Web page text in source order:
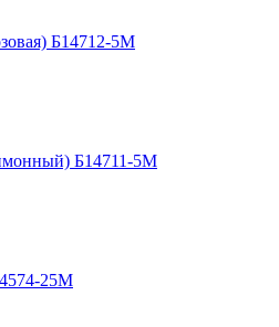
Б14712-5М
Б14711-5М
25М